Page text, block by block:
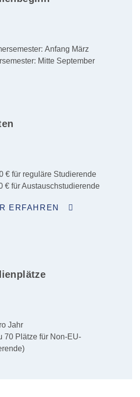
Anfang März
Mitte September
€ für reguläre Studierende
€ für Austauschstudierende
ERFAHREN
Jahr
70 Plätze für Non-EU-